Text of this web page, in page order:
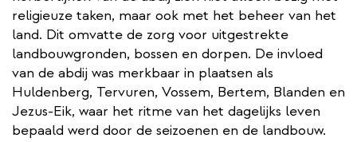
religieuze taken, maar ook met het beheer van het
land. Dit omvatte de zorg voor uitgestrekte
landbouwgronden, bossen en dorpen. De invloed
van de abdij was merkbaar in plaatsen als
Huldenberg, Tervuren, Vossem, Bertem, Blanden en
Jezus-Eik, waar het ritme van het dagelijks leven
bepaald werd door de seizoenen en de landbouw.